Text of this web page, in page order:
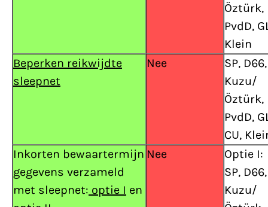
Öztürk,
PvdD,
Klein
Beperken reikwijdte
sleepnet
Nee
SP, D66,
Kuzu/
Öztürk,
PvdD,
CU,
Inkorten bewaartermijn
gegevens verzameld
met sleepnet: optie I en
Nee
Optie I:
SP, D66,
Kuzu/